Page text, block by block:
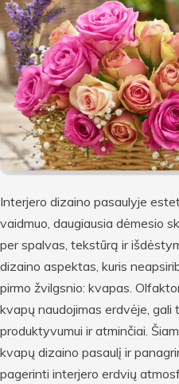
Interjero dizaino pasaulyje
vaidmuo, daugiausia dėmesio
per spalvas, tekstūrą ir
dizaino aspektas, kuris
pirmo žvilgsnio: kvapas.
kvapų naudojimas erdvėje, gali
produktyvumui ir atminčiai.
kvapų dizaino pasaulį ir
pagerinti interjero erdvių